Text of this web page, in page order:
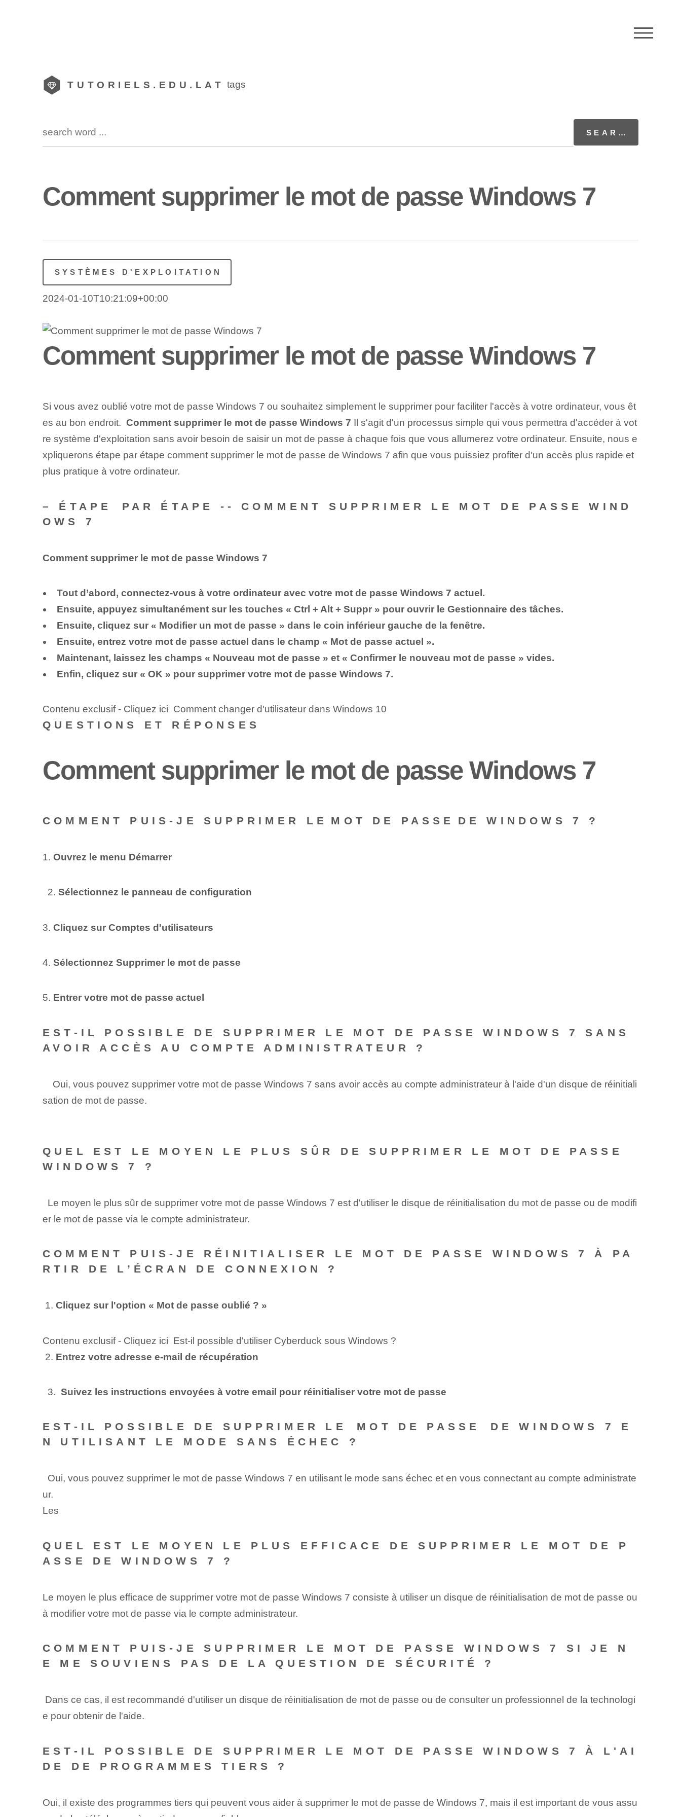
TUTORIELS.EDU.LAT tags
Comment supprimer le mot de passe Windows 7
SYSTÈMES D'EXPLOITATION
2024-01-10T10:21:09+00:00
Comment supprimer le mot de passe Windows 7
Si vous avez oublié votre mot de passe Windows 7 ou souhaitez simplement le supprimer pour faciliter l'accès à votre ordinateur, vous êt
es au bon endroit. ‌ Comment supprimer le mot de passe Windows 7 Il s'agit d'un processus ⁢simple qui vous permettra d'accéder à vot
re système d'exploitation sans avoir besoin de ⁤saisir‍ un mot de passe à chaque fois que vous allumerez votre ordinateur. Ensuite, nous e
xpliquerons étape par étape comment supprimer le mot de passe‌ de Windows 7 afin que vous puissiez profiter d'un accès plus rapide et
plus pratique à votre ordinateur.
– ÉTAPE⁢ PAR ÉTAPE -- COMMENT SUPPRIMER LE MOT DE PASSE WIND
OWS 7
Comment supprimer le mot de passe Windows 7
Tout d’abord, connectez-vous à votre ordinateur avec votre mot de passe Windows 7 actuel.
Ensuite, appuyez simultanément sur les touches « Ctrl + Alt + Suppr » pour ouvrir le Gestionnaire des tâches.
Ensuite, cliquez⁢ sur « Modifier un mot de passe » dans le coin inférieur gauche de la fenêtre.
Ensuite, entrez votre mot de passe actuel dans le champ « Mot de passe actuel ».
Maintenant, laissez les champs « Nouveau mot de passe » ⁢et « Confirmer⁢ le nouveau mot de passe » vides.
Enfin, cliquez sur « OK » pour supprimer votre mot de passe Windows 7.
Contenu exclusif - Cliquez ici Comment changer d'utilisateur dans Windows 10
QUESTIONS ET RÉPONSES
Comment supprimer le mot de passe Windows 7
COMMENT PUIS-JE SUPPRIMER LE⁢MOT DE PASSE⁤DE WINDOWS 7 ?
1. Ouvrez le menu Démarrer
​ ‌ 2. Sélectionnez le panneau de configuration
3. Cliquez sur Comptes d'utilisateurs
4. Sélectionnez Supprimer le mot de passe
5. Entrer votre mot de passe actuel
EST-IL POSSIBLE DE SUPPRIMER LE MOT DE PASSE WINDOWS 7 SANS
AVOIR ACCÈS AU COMPTE ADMINISTRATEUR ?
​ ⁤ ‍ ⁤ Oui, vous pouvez supprimer votre mot de passe Windows 7 sans avoir accès au compte administrateur à l'aide d'un disque de réinitiali
sation de mot de passe.
QUEL EST LE MOYEN LE PLUS SÛR DE SUPPRIMER LE MOT DE PASSE
WINDOWS 7 ?
⁤ ‌ Le moyen le plus sûr de supprimer votre mot de passe Windows 7 est d'utiliser le disque de réinitialisation du mot de passe ou de modifi
er le mot de passe via le compte administrateur.
COMMENT PUIS-JE RÉINITIALISER LE MOT DE PASSE WINDOWS 7 À PA
RTIR DE L’ÉCRAN DE CONNEXION ?
⁤ 1. Cliquez⁢ sur l'option « Mot de passe oublié ? »
Contenu exclusif - Cliquez ici Est-il possible d'utiliser Cyberduck sous Windows ?
⁢ ⁤2. Entrez votre adresse e-mail de récupération
​ ‍ 3. ⁤ Suivez les instructions ‌envoyées‌ à votre email ‌pour réinitialiser votre mot de passe
EST-IL POSSIBLE DE SUPPRIMER LE ⁢MOT DE PASSE⁢ DE WINDOWS 7 E
N UTILISANT LE MODE SANS ÉCHEC ?
‌ ⁣ Oui, vous pouvez supprimer le mot de passe Windows 7 en utilisant le mode sans échec et en vous connectant au compte administrate
ur.
Les
QUEL EST LE MOYEN LE PLUS EFFICACE DE SUPPRIMER LE MOT DE P
ASSE DE WINDOWS 7 ?
Le moyen le plus efficace de supprimer votre mot de passe Windows 7 consiste à utiliser un disque de réinitialisation de mot de passe ou
à modifier votre mot de passe via le compte administrateur.
COMMENT PUIS-JE SUPPRIMER LE MOT DE PASSE WINDOWS 7 SI JE N
E ME SOUVIENS PAS DE LA QUESTION DE SÉCURITÉ ?
⁤ Dans ce cas‌, il est recommandé d'utiliser un disque de réinitialisation de mot de passe ou de consulter un⁤ professionnel de la technologi
e pour obtenir de l'aide.
EST-IL POSSIBLE DE SUPPRIMER LE MOT DE PASSE WINDOWS 7 À L'AI
DE DE PROGRAMMES TIERS ?
Oui, il existe des programmes tiers qui peuvent vous aider à supprimer le mot de passe de Windows 7, mais il est important de vous assu